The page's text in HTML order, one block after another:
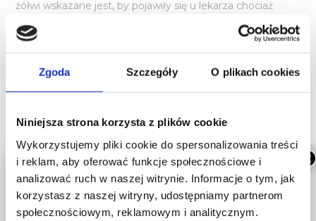
Zgoda Szczegóły O plikach cookies
Niniejsza strona korzysta z plików cookie
Wykorzystujemy pliki cookie do spersonalizowania treści
i reklam, aby oferować funkcje społecznościowe i
analizować ruch w naszej witrynie. Informacje o tym, jak
korzystasz z naszej witryny, udostępniamy partnerom
społecznościowym, reklamowym i analitycznym.
żółwi wskazane jest, by pojawiły się u lekarza chociaż
dwa razy w roku.
Diagnostyka i leczenie
żółwi w PulsVet Warszawa
Wykonacie u nas następujące badania kontrolne:
badanie kliniczne
badanie parazytologiczne kału
badanie krwi
badanie RTG
×